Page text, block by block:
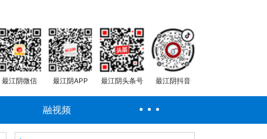
最江阴微信 最江阴APP 最江阴头条号 最江阴抖音
融视频